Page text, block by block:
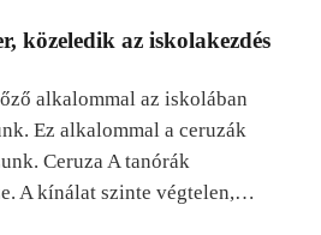
közeledik az iskolakezdés
alkalommal az iskolában
Ez alkalommal a ceruzák
Ceruza A tanórák
A kínálat szinte végtelen,…